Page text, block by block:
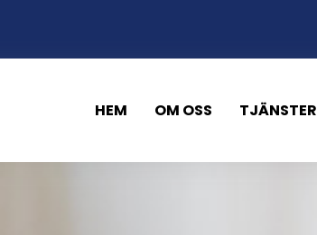
HEM OM OSS TJÄNSTER